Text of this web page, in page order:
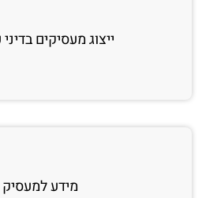
ייצוג מעסיקים
מידע למעסיק